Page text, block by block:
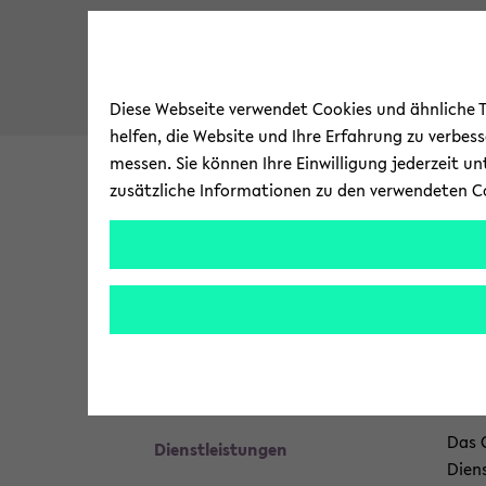
Uni­ver­si­tät For­schung
wechseln
Dienst­leis­tun­gen
über­
und
zum
Das
Diese Webseite verwendet Cookies und
helfen, die Website und Ihre Erfahrung zu
messen. Sie können Ihre Einwilligung jederzeit
zusätzliche Informationen zu den verwendeten